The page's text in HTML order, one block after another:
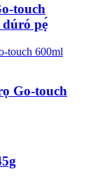
touch
pẹ́
Go-touch